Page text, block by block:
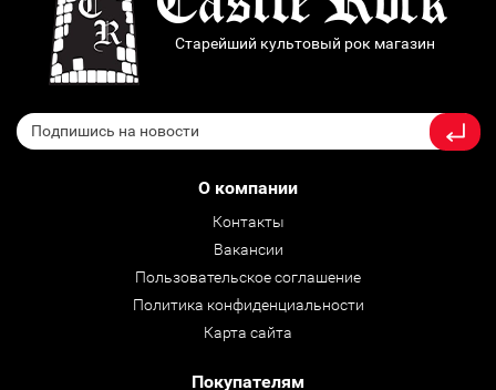
Старейший культовый рок магазин
О компании
Контакты
Вакансии
Пользовательское соглашение
Политика конфиденциальности
Карта сайта
Покупателям